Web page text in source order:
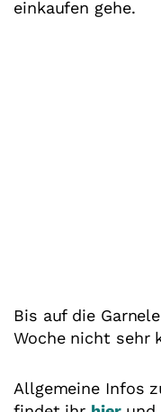
einkaufen gehe.
Bis auf die
Woche nicht sehr
Allgemeine Infos